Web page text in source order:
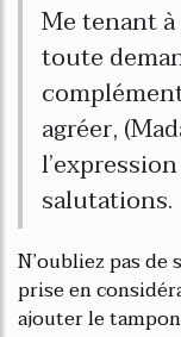
Me tenant
toute
agréer,
salutations.
N’oubliez pas
prise en
ajouter le